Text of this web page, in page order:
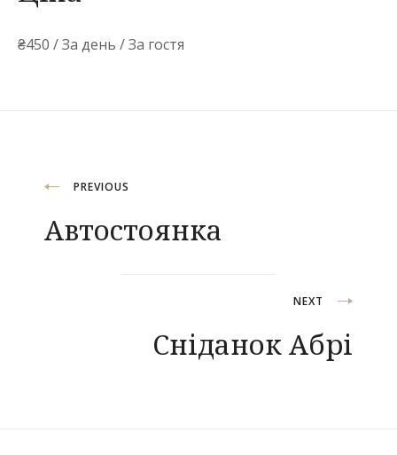
₴450 / За день / За гостя
Навігація
записів
PREVIOUS
Автостоянка
NEXT
Сніданок Абрі